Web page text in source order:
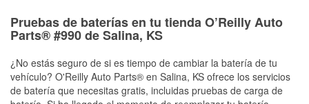
Pruebas de baterías en tu tienda O’Reilly Auto
Parts® #990 de Salina, KS
¿No estás seguro de si es tiempo de cambiar la batería de tu
vehículo? O'Reilly Auto Parts® en Salina, KS ofrece los servicios
de batería que necesitas gratis, incluidas pruebas de carga de